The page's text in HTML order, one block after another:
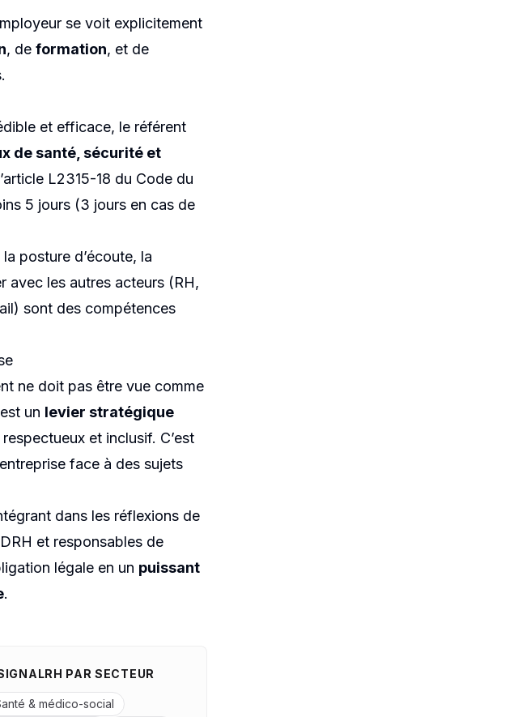
se voit explicitement
, de formation, et de
et efficace, le référent
de santé, sécurité et
L2315-18 du Code du
5 jours (3 jours en cas de
posture d’écoute, la
avec les autres acteurs (RH,
sont des compétences
ne doit pas être vue comme
un levier stratégique
et inclusif. C’est
face à des sujets
dans les réflexions de
et responsables de
légale en un puissant
.
PAR SECTEUR
& médico-social